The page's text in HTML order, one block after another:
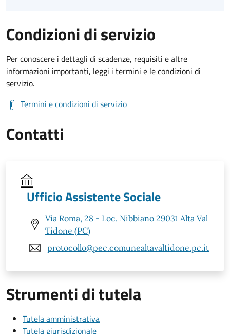
Condizioni di servizio
Per conoscere i dettagli di scadenze, requisiti e altre
informazioni importanti, leggi i termini e le condizioni di
servizio.
Termini e condizioni di servizio
Contatti
Ufficio Assistente Sociale
Via Roma, 28 - Loc. Nibbiano 29031 Alta Val
Tidone (PC)
protocollo@pec.comunealtavaltidone.pc.it
Strumenti di tutela
Tutela amministrativa
Tutela giurisdizionale